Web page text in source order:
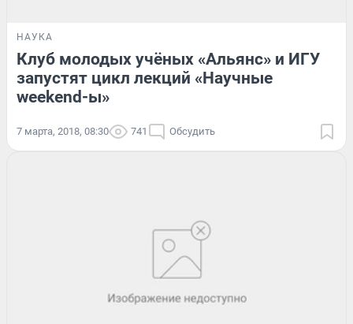
НАУКА
Клуб молодых учёных «Альянс» и ИГУ
запустят цикл лекций «Научные
weekend-ы»
7 марта, 2018, 08:30 741 Обсудить